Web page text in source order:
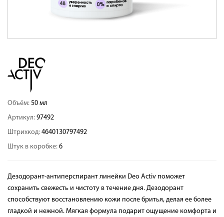
Объём: 50 мл
Артикул: 97492
Штрихкод: 4640130797492
Штук в коробке: 6
Дезодорант-антиперспирант линейки Deo Activ поможет
сохранить свежесть и чистоту в течение дня. Дезодорант
способствуют восстановлению кожи после бритья, делая ее более
гладкой и нежной. Мягкая формула подарит ощущение комфорта и